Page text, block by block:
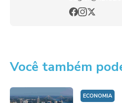
Você também
ECONOMIA